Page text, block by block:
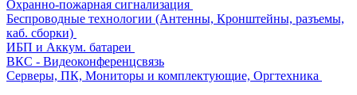
Охранно-пожарная сигнализация
Беспроводные технологии (Антенны, Кронштейны, разъемы,
каб. сборки)
ИБП и Аккум. батареи
ВКС - Видеоконференцсвязь
Серверы, ПК, Мониторы и комплектующие, Оргтехника